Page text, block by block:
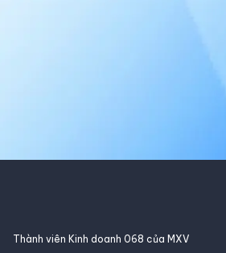
Thành viên Kinh doanh 068 của MXV